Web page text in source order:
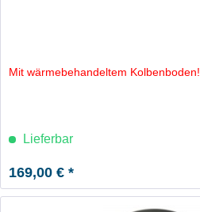
Mit wärmebehandeltem Kolbenboden!
Lieferbar
169,00 € *